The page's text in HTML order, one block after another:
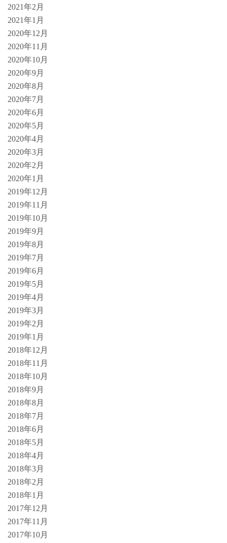
2021年2月
2021年1月
2020年12月
2020年11月
2020年10月
2020年9月
2020年8月
2020年7月
2020年6月
2020年5月
2020年4月
2020年3月
2020年2月
2020年1月
2019年12月
2019年11月
2019年10月
2019年9月
2019年8月
2019年7月
2019年6月
2019年5月
2019年4月
2019年3月
2019年2月
2019年1月
2018年12月
2018年11月
2018年10月
2018年9月
2018年8月
2018年7月
2018年6月
2018年5月
2018年4月
2018年3月
2018年2月
2018年1月
2017年12月
2017年11月
2017年10月